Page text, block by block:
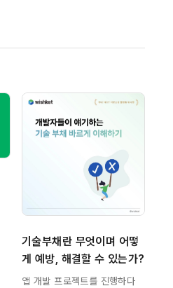
기술부채란 무엇이며 어떻
게 예방, 해결할 수 있는가?
앱 개발 프로젝트를 진행하다